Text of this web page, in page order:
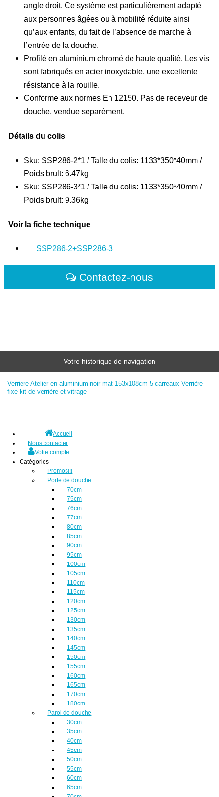
angle droit. Ce système est particulièrement adapté
aux personnes âgées ou à mobilité réduite ainsi
qu’aux enfants, du fait de l’absence de marche à
l’entrée de la douche.
Profilé en aluminium chromé de haute qualité. Les vis
sont fabriqués en acier inoxydable, une excellente
résistance à la rouille.
Conforme aux normes En 12150. Pas de receveur de
douche, vendue séparément.
Détails du colis
Sku: SSP286-2*1 / Talle du colis: 1133*350*40mm /
Poids brult: 6.47kg
Sku: SSP286-3*1 / Talle du colis: 1133*350*40mm /
Poids brult: 9.36kg
Voir la fiche technique
SSP286-2+SSP286-3
Contactez-nous
Votre historique de navigation
Verrière Atelier en aluminium noir mat 153x108cm 5 carreaux Verrière
fixe kit de verrière et vitrage
Accueil
Nous contacter
Votre compte
Catégories
Promos!!!
Porte de douche
70cm
75cm
76cm
77cm
80cm
85cm
90cm
95cm
100cm
105cm
110cm
115cm
120cm
125cm
130cm
135cm
140cm
145cm
150cm
155cm
160cm
165cm
170cm
180cm
Paroi de douche
30cm
35cm
40cm
45cm
50cm
55cm
60cm
65cm